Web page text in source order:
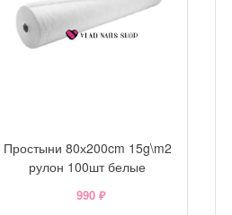
Простыни 80х200cm 15g\m2
рулон 100шт белые
990 ₽